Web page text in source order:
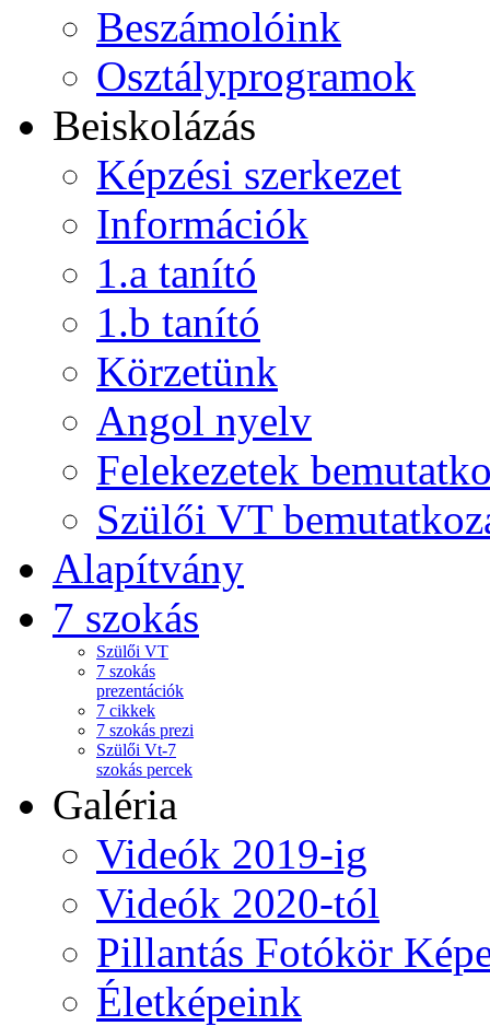
Beszámolóink
Osztályprogramok
Beiskolázás
Képzési szerkezet
Információk
1.a tanító
1.b tanító
Körzetünk
Angol nyelv
Felekezetek
Szülői VT
Alapítvány
7 szokás
Szülői VT
7 szokás
prezentációk
7 cikkek
7 szokás prezi
Szülői Vt-7
szokás percek
Galéria
Videók 2019-ig
Videók 2020-tól
Pillantás Fotókör
Életképeink